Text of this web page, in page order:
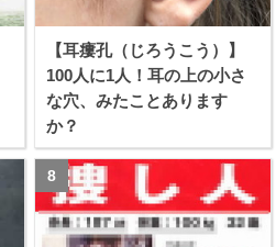
【耳瘻孔（じろうこう）】
100人に1人！耳の上の小さ
な穴、みたことあります
か？